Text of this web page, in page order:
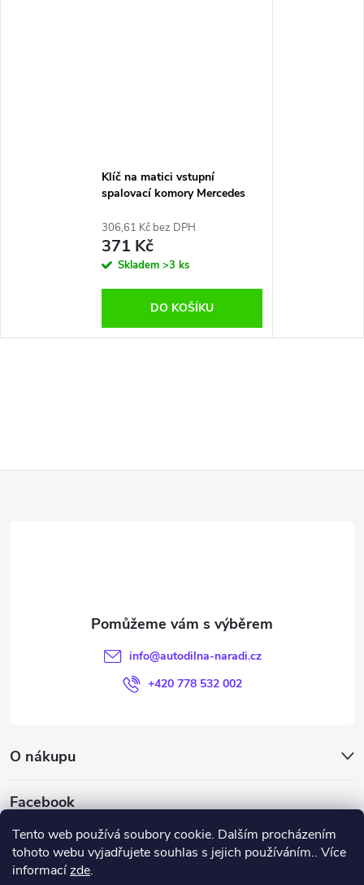
Tento web používá soubory cookie. Dalším procházením
tohoto webu vyjadřujete souhlas s jejich používáním.. Více
informacízde.
Klíč na matici vstupní
spalovací komory Mercedes
306,61 Kč bez DPH
371 Kč
Skladem >3 ks
DO KOŠÍKU
info@autodilna-naradi.cz
+420 778 532 002
O nákupu
Facebook